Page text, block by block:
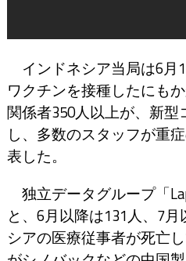
インドネシア当局は6月
ワクチンを接種したにも
関係者350人以上が、新
し、多数のスタッフが重
表した。
独立データグループ「
と、6月以降は131人、7
シアの医療従事者が死亡